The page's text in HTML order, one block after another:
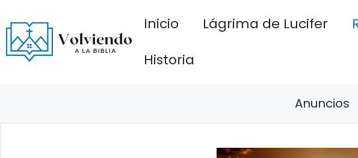
al
contenido
Inicio Lágrima de Lucifer
Historia
Anuncios